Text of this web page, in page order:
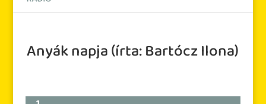
Anyák napja (írta: Bartócz Ilona)